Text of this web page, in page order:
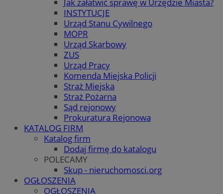
INSTYTUCJE
Urząd Stanu Cywilnego
MOPR
Urząd Skarbowy
ZUS
Urząd Pracy
Komenda Miejska Policji
Straż Miejska
Straż Pożarna
Sąd rejonowy
Prokuratura Rejonowa
KATALOG FIRM
Katalog firm
Dodaj firmę do katalogu
POLECAMY
Skup - nieruchomosci.org
OGŁOSZENIA
OGŁOSZENIA